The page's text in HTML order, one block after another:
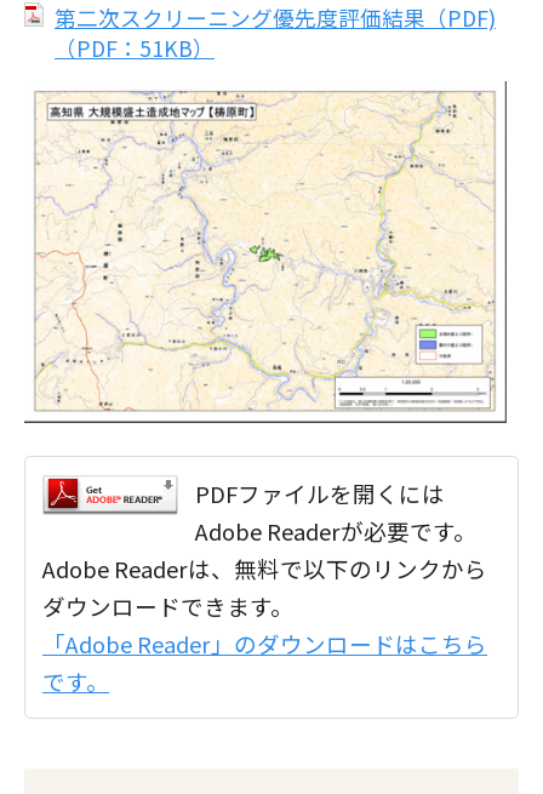
第二次スクリーニング優先度評価結果（PDF)
（PDF：51KB）
PDFファイルを開くには
Adobe Readerが必要です。
Adobe Readerは、無料で以下のリンクから
ダウンロードできます。
「Adobe Reader」のダウンロードはこちら
です。